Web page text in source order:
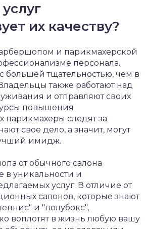
их качеству?
и парикмахерской
персонала.
большей тщательностью, чем в
также работают над
и отправляют своих
повышения
парикмахеры следят за
свое дело, а значит, могут
имидж.
от обычного салона
в уникальности и
услуг. В отличие от
салонов, которые знают
и "полубокс",
воплотят в жизнь любую вашу